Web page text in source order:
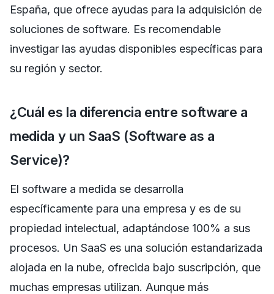
España, que ofrece ayudas para la adquisición de
soluciones de software. Es recomendable
investigar las ayudas disponibles específicas para
su región y sector.
¿Cuál es la diferencia entre software a
medida y un SaaS (Software as a
Service)?
El software a medida se desarrolla
específicamente para una empresa y es de su
propiedad intelectual, adaptándose 100% a sus
procesos. Un SaaS es una solución estandarizada
alojada en la nube, ofrecida bajo suscripción, que
muchas empresas utilizan. Aunque más